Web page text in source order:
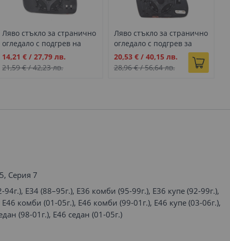
Ляво стъкло за странично
огледало с подгрев на
Audi VW A3 A4 A6 A8 Bora
Golf Passat 8L B5 C4 D2 1J
Промо
цена
14,21 € /27,79 лв.
21,59 €/42,23 лв.
Ляво стъкло за странично
огледало с подгрев за
Audi A3 A4 A5 A6 A8 Q3 8P
B7 B8 8T C6 D3 8U
Промо
цена
20,53 €/ 40,15 лв.
28,96 €/56,64 лв.
Серия 7
94г.), E34 (88–95г.), E36 комби (95-99г.), E36 купе (92-99г.),
комби (01-05г.), E46 комби (99-01г.), E46 купе (03-06г.),
(98-01г.), E46 седан (01-05г.)